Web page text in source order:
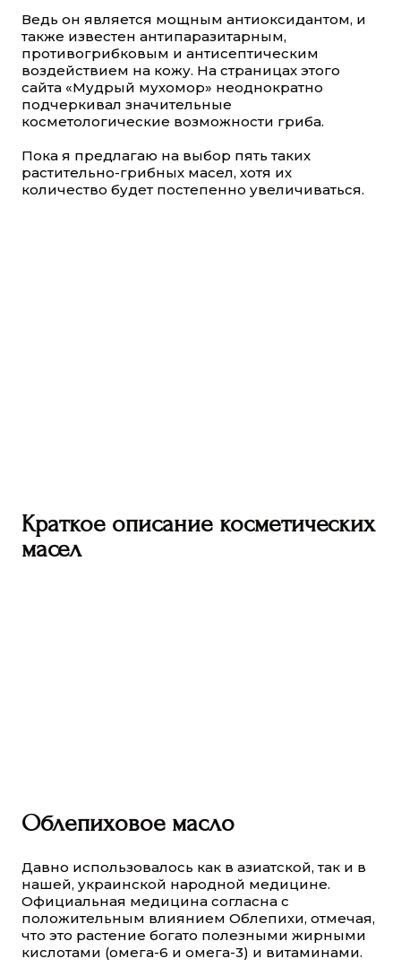
Ведь он является мощным антиоксидантом, и
также известен антипаразитарным,
противогрибковым и антисептическим
воздействием на кожу. На страницах этого
сайта «Мудрый мухомор» неоднократно
подчеркивал значительные
косметологические возможности гриба.
Пока я предлагаю на выбор пять таких
растительно-грибных масел, хотя их
количество будет постепенно увеличиваться.
Краткое описание косметических
масел
Облепиховое масло
Давно использовалось как в азиатской, так и в
нашей, украинской народной медицине.
Официальная медицина согласна с
положительным влиянием Облепихи, отмечая,
что это растение богато полезными жирными
кислотами (омега-6 и омега-3) и витаминами.